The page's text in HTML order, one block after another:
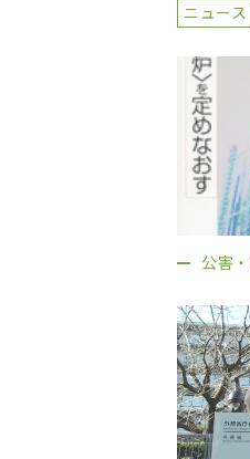
ニュース
公害